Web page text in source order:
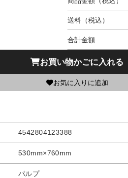
送料（税込）
合計金額
お買い物かごに入れる
お気に入りに追加
4542804123388
530mm×760mm
パルプ